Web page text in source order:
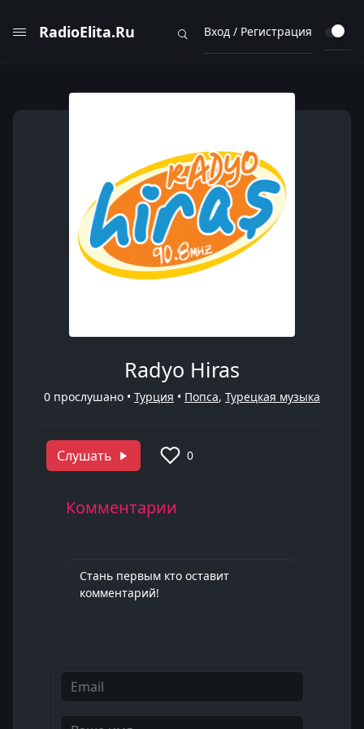
RadioElita.Ru Вход / Регистрация
Radyo Hiras
0 прослушано • Турция • Попса, Турецкая музыка
Слушать 0
Комментарии
Стань первым кто оставит
комментарий!